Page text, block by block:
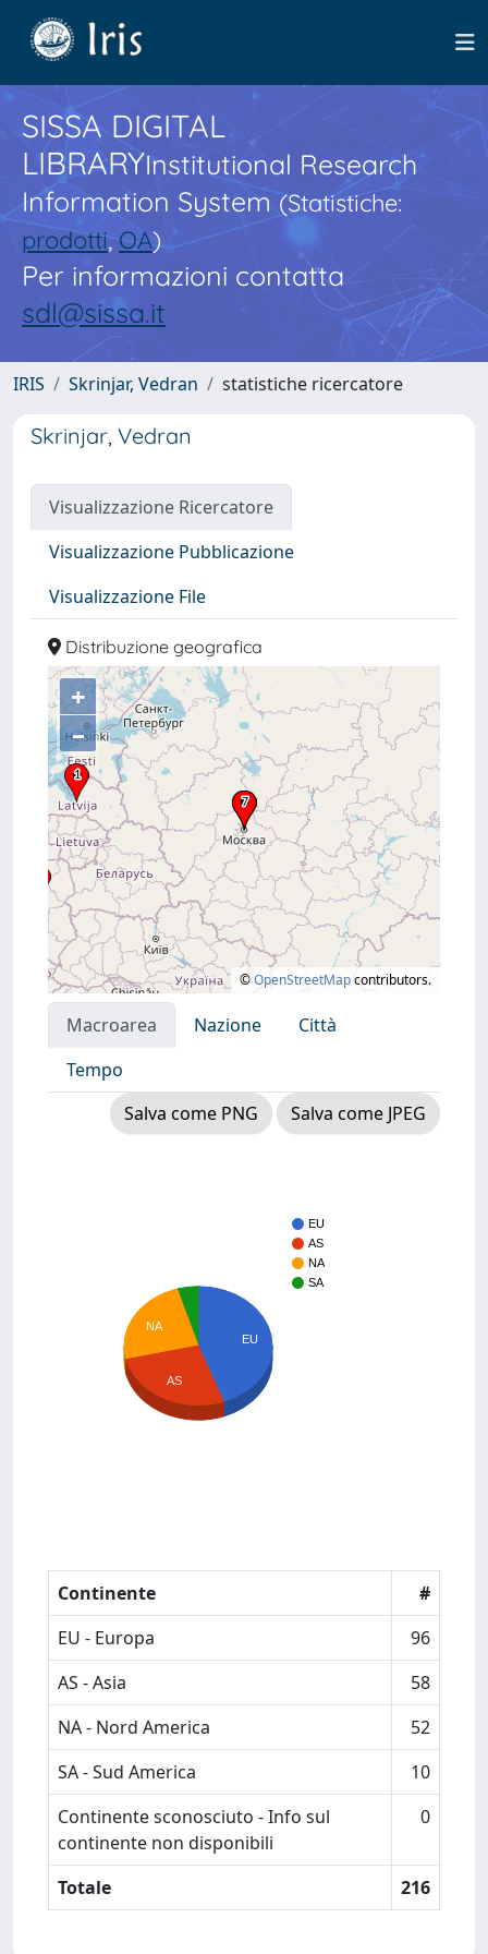
SISSA DIGITAL
LIBRARYInstitutional Research
Information System(Statistiche:
prodotti,OA)
Per informazioni contatta
sdl@sissa.it
IRIS Skrinjar, Vedran statistiche ricercatore
Skrinjar, Vedran
Visualizzazione Ricercatore
Visualizzazione Pubblicazione
Visualizzazione File
Distribuzione geografica
+
–
©OpenStreetMapcontributors.
Macroarea Nazione
Città
Tempo
Salva come PNG
Salva come JPEG
EU
AS
NA
SA
EU
NA
AS
Continente
#
EU - Europa
96
AS - Asia
58
NA - Nord America
52
SA - Sud America
10
Continente sconosciuto - Info sul
continente non disponibili
0
Totale 216